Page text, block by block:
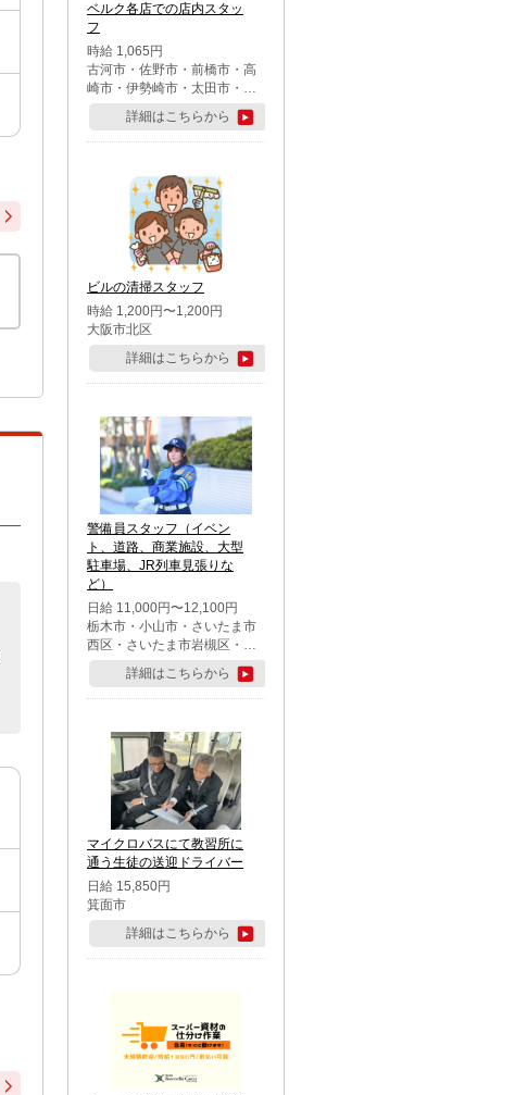
ベルク各店での店内スタッ
フ
時給 1,065円
古河市・佐野市・前橋市・高
崎市・伊勢崎市・太田市・館
林市・藤岡市・大泉町・さい
たま市北区・川越市・熊谷
市・行田市・秩父市・所沢
市・鶴ケ島市・千葉市中央
区・市川市・松戸市・習志野
市・柏市・流山市・八千代
市・足立区・江戸川区・八王
子市・町田市
詳細はこちらから
ビルの清掃スタッフ
時給 1,200円〜1,200円
大阪市北区
詳細はこちらから
警備員スタッフ（イベン
ト、道路、商業施設、大型
駐車場、JR列車見張りな
ど）
日給 11,000円〜12,100円
栃木市・小山市・さいたま市
西区・さいたま市岩槻区・久
喜市・蓮田市
詳細はこちらから
マイクロバスにて教習所に
通う生徒の送迎ドライバー
日給 15,850円
箕面市
詳細はこちらから